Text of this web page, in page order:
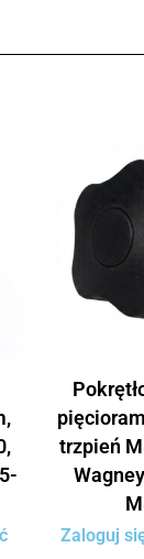
trzpień
Zaloguj